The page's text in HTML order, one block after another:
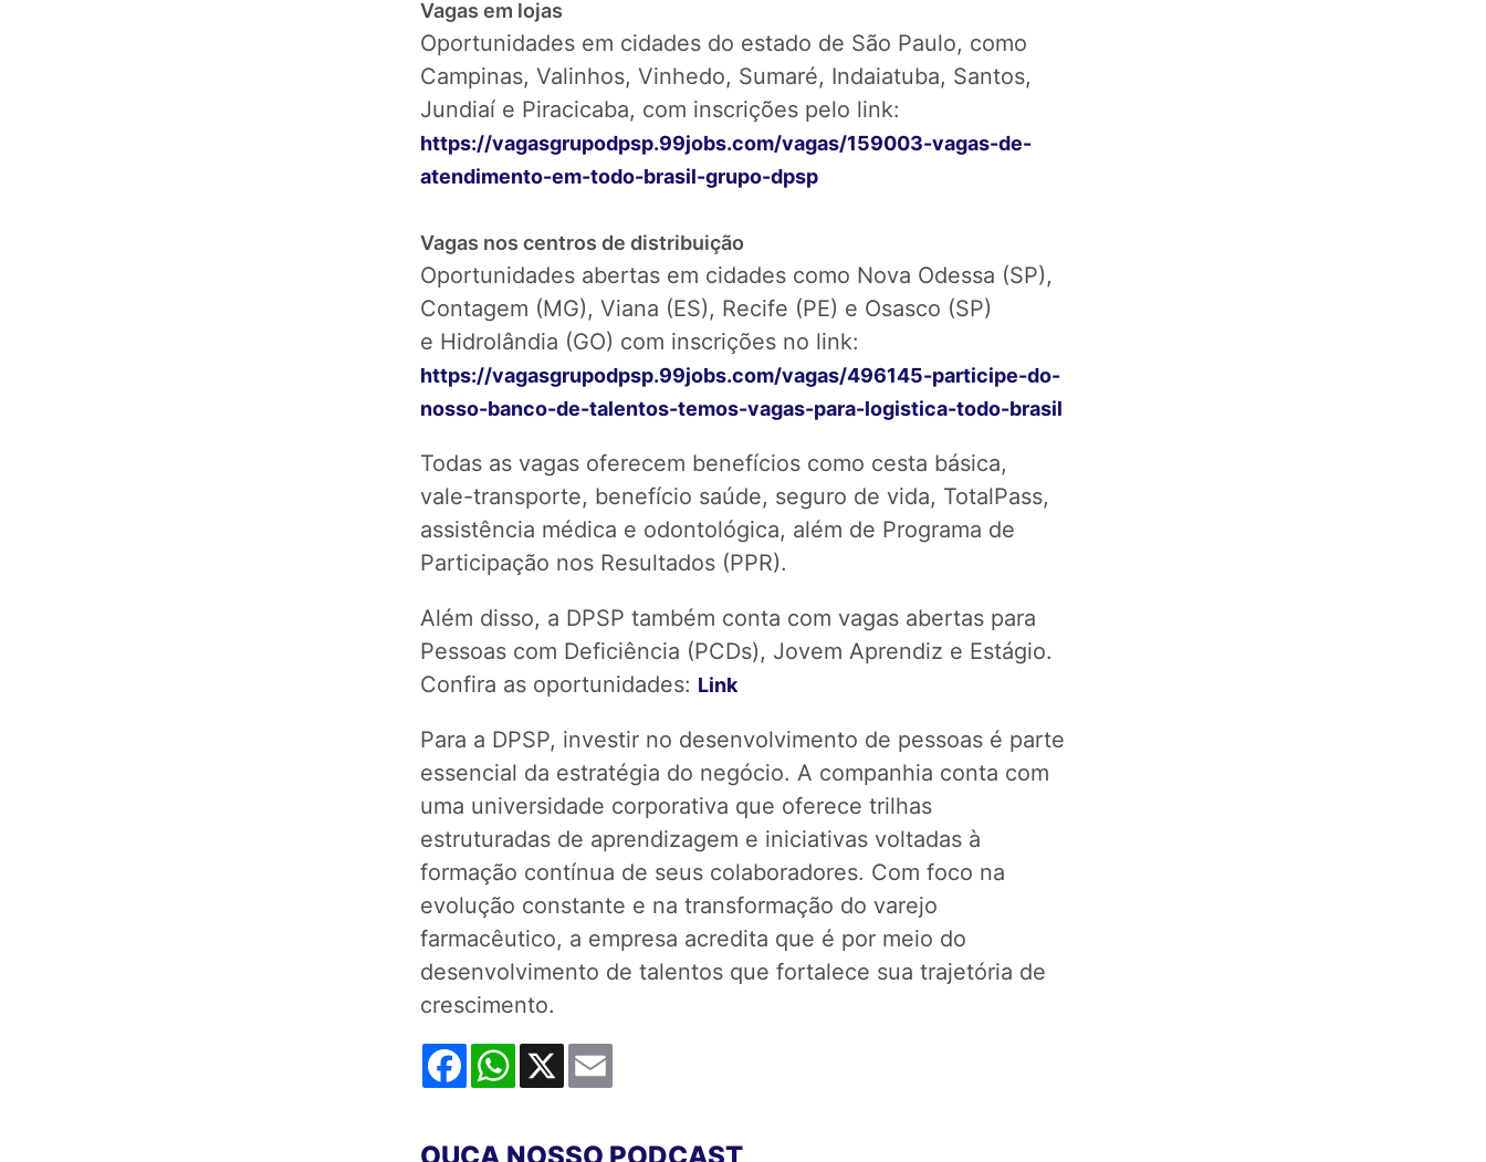
Vagas em lojas
Oportunidades em cidades do estado de São Paulo, como
Campinas, Valinhos, Vinhedo, Sumaré, Indaiatuba, Santos,
Jundiaí e Piracicaba, com inscrições pelo link:
https://vagasgrupodpsp.99jobs.com/vagas/159003-vagas-de-
atendimento-em-todo-brasil-grupo-dpsp
Vagas nos centros de distribuição
Oportunidades abertas em cidades como Nova Odessa (SP),
Contagem (MG), Viana (ES), Recife (PE) e Osasco (SP)
e Hidrolândia (GO) com inscrições no link:
https://vagasgrupodpsp.99jobs.com/vagas/496145-participe-do-
nosso-banco-de-talentos-temos-vagas-para-logistica-todo-brasil
Todas as vagas oferecem benefícios como cesta básica,
vale-transporte, benefício saúde, seguro de vida, TotalPass,
assistência médica e odontológica, além de Programa de
Participação nos Resultados (PPR).
Além disso, a DPSP também conta com vagas abertas para
Pessoas com Deficiência (PCDs), Jovem Aprendiz e Estágio.
Confira as oportunidades: Link
Para a DPSP, investir no desenvolvimento de pessoas é parte
essencial da estratégia do negócio. A companhia conta com
uma universidade corporativa que oferece trilhas
estruturadas de aprendizagem e iniciativas voltadas à
formação contínua de seus colaboradores. Com foco na
evolução constante e na transformação do varejo
farmacêutico, a empresa acredita que é por meio do
desenvolvimento de talentos que fortalece sua trajetória de
crescimento.
FacebookWhatsApp
X